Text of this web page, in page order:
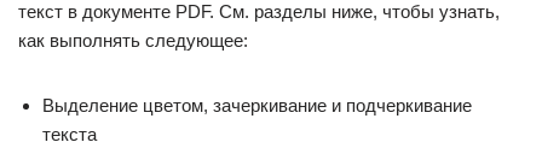
текст в документе PDF. См. разделы ниже, чтобы узнать,
как выполнять следующее:
Выделение цветом, зачеркивание и подчеркивание
текста